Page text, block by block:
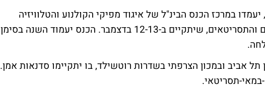
במרכז הכנס הבינ"ל של איגוד מפיקי הקולנוע והטלוויזיה
העצמאיים, בשיתוף איגוד הבימאים והתסריטאים, שיתקיים ב-12-13 בדצמבר. הכנס יעמוד השנה בסימן
במלון דן תל אביב ובמכון הצרפתי בשדרות רוטשילד, בו יתקיימו סדנאות אמן.
תסריטאי.